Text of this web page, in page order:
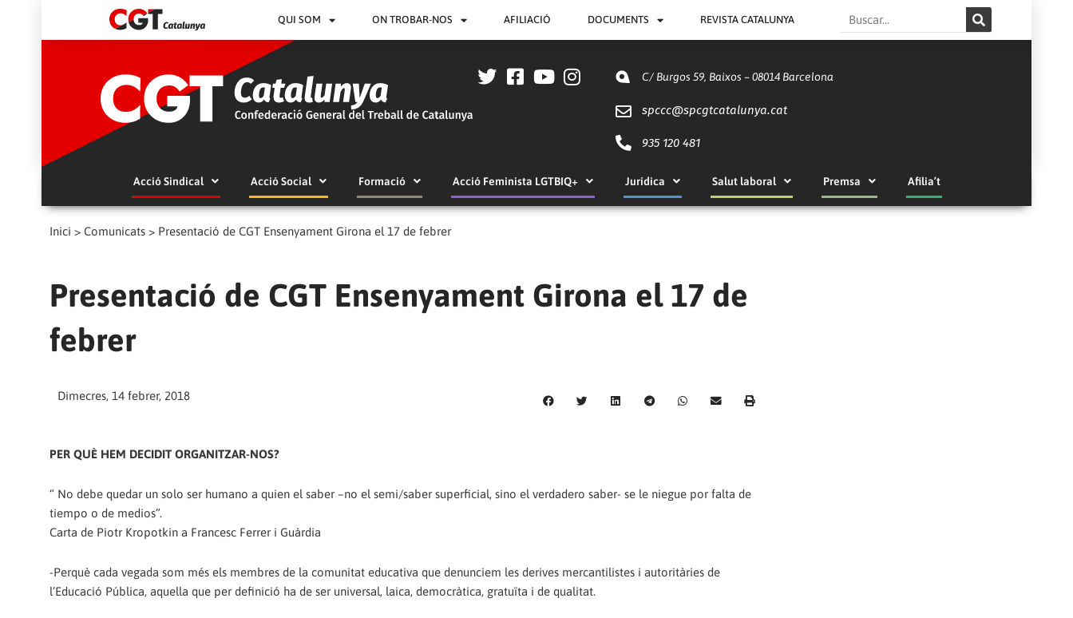
QUI SOM ON TROBAR-NOS AFILIACIÓ DOCUMENTS REVISTA CATALUNYA Search
C/ Burgos 59, Baixos – 08014 Barcelona
spccc@spcgtcatalunya.cat
935 120 481
Acció Sindical Acció Social Formació Acció Feminista LGTBIQ+ Jurídica Salut laboral Premsa Afilia’t
Inici > Comunicats > Presentació de CGT Ensenyament Girona el 17 de febrer
Presentació de CGT Ensenyament Girona el 17 de
febrer
Dimecres, 14 febrer, 2018
PER QUÈ HEM DECIDIT ORGANITZAR-NOS?
“ No debe quedar un solo ser humano a quien el saber –no el semi/saber superficial, sino el verdadero saber- se le niegue por falta de
tiempo o de medios”.
Carta de Piotr Kropotkin a Francesc Ferrer i Guàrdia
-Perquè cada vegada som més els membres de la comunitat educativa que denunciem les derives mercantilistes i autoritàries de
l’Educació Pública, aquella que per definició ha de ser universal, laica, democràtica, gratuïta i de qualitat.